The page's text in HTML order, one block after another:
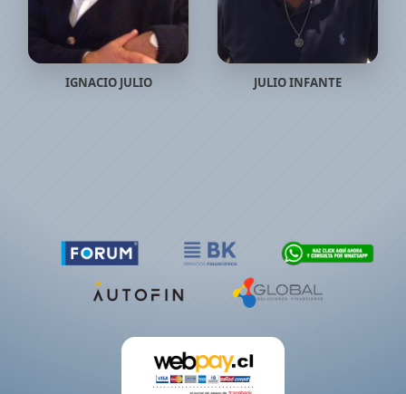
IGNACIO JULIO JULIO INFANTE